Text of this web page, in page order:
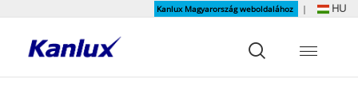
Kanlux Magyarország weboldalához | HU
główna